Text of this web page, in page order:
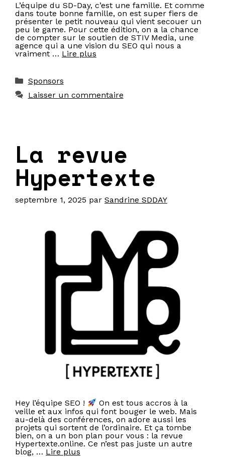
L’équipe du SD-Day, c’est une famille. Et comme
dans toute bonne famille, on est super fiers de
présenter le petit nouveau qui vient secouer un
peu le game. Pour cette édition, on a la chance
de compter sur le soutien de STIV Media, une
agence qui a une vision du SEO qui nous a
vraiment … Lire plus
Catégories
Sponsors
Laisser un commentaire
La revue
Hypertexte
septembre 1, 2025 par Sandrine SDDAY
Hey l’équipe SEO !
On est tous accros à la
veille et aux infos qui font bouger le web. Mais
au-delà des conférences, on adore aussi les
projets qui sortent de l’ordinaire. Et ça tombe
bien, on a un bon plan pour vous : la revue
Hypertexte.online. Ce n’est pas juste un autre
blog, … Lire plus